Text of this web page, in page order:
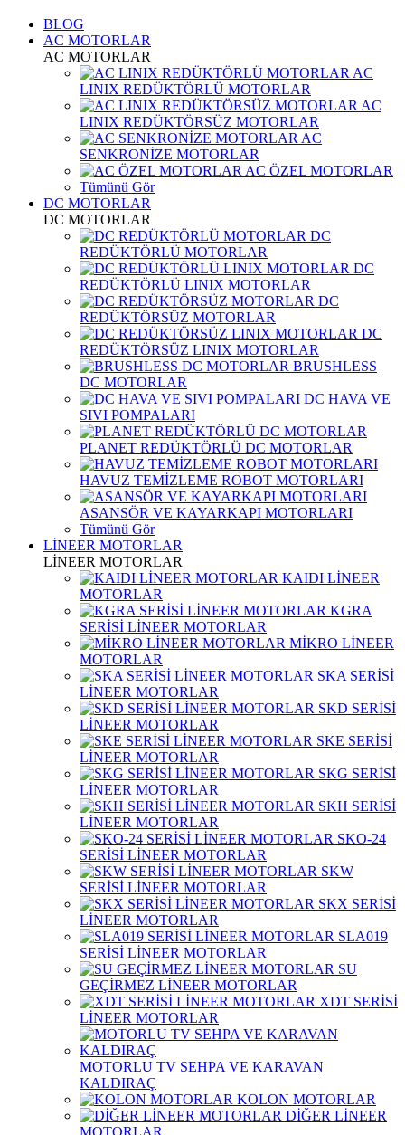
BLOG
AC MOTORLAR
AC MOTORLAR
AC
LINIX REDÜKTÖRLÜ MOTORLAR
AC
LINIX REDÜKTÖRSÜZ MOTORLAR
AC
SENKRONİZE MOTORLAR
AC ÖZEL MOTORLAR
Tümünü Gör
DC MOTORLAR
DC MOTORLAR
DC
REDÜKTÖRLÜ MOTORLAR
DC
REDÜKTÖRLÜ LINIX MOTORLAR
DC
REDÜKTÖRSÜZ MOTORLAR
DC
REDÜKTÖRSÜZ LINIX MOTORLAR
BRUSHLESS
DC MOTORLAR
DC HAVA VE
SIVI POMPALARI
PLANET REDÜKTÖRLÜ DC MOTORLAR
HAVUZ TEMİZLEME ROBOT MOTORLARI
ASANSÖR VE KAYARKAPI MOTORLARI
Tümünü Gör
LİNEER MOTORLAR
LİNEER MOTORLAR
KAIDI LİNEER
MOTORLAR
KGRA
SERİSİ LİNEER MOTORLAR
MİKRO LİNEER
MOTORLAR
SKA SERİSİ
LİNEER MOTORLAR
SKD SERİSİ
LİNEER MOTORLAR
SKE SERİSİ
LİNEER MOTORLAR
SKG SERİSİ
LİNEER MOTORLAR
SKH SERİSİ
LİNEER MOTORLAR
SKO-24
SERİSİ LİNEER MOTORLAR
SKW
SERİSİ LİNEER MOTORLAR
SKX SERİSİ
LİNEER MOTORLAR
SLA019
SERİSİ LİNEER MOTORLAR
SU
GEÇİRMEZ LİNEER MOTORLAR
XDT SERİSİ
LİNEER MOTORLAR
MOTORLU TV SEHPA VE KARAVAN
KALDIRAÇ
KOLON MOTORLAR
DİĞER LİNEER
MOTORLAR